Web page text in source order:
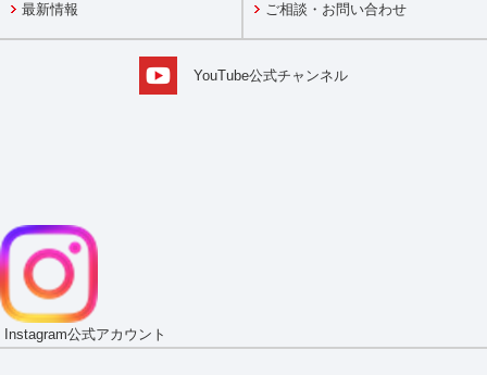
最新情報 ご相談・お問い合わせ
YouTube公式チャンネル
Instagram公式アカウント